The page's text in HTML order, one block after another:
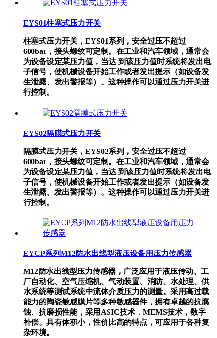
EYS01柱塞式压力开关
柱塞式压力开关，EYS01系列，安全过压不超过
600bar，接头螺纹可定制。在工业和汽车领域，通常会
为设备设定某压力值，当达 到该压力值时系统将发出电
子信号，使机械设备开始工作或者发出提示（如设备发
生泄露、发出警报等）。这种操作可以通过压力开关进
行控制。
EYS02隔膜式压力开关
隔膜式压力开关，EYS02系列，安全过压不超过
600bar，接头螺纹可定制。在工业和汽车领域，通常会
为设备设定某压力值，当达 到该压力值时系统将发出电
子信号，使机械设备开始工作或者发出提示（如设备发
生泄露、发出警报等）。这种操作可以通过压力开关进
行控制。
EYCP系列M12防水出线型液压设备用压力传感器
M12防水出线型压力传感器，广泛应用于液压传动、工
厂自动化、空气压缩机、气动装置、消防、水处理、供
水系统等测试系统中流体介质压力的测量。采用高过载
能力的陶瓷敏感膜片等多种敏感器件，拥有卓越的抗腐
蚀、抗磨损性能，采用ASIC技术，MEMS技术，数字
补偿。具有体积小，性价比高的特点，可应用于各种复
杂环境。